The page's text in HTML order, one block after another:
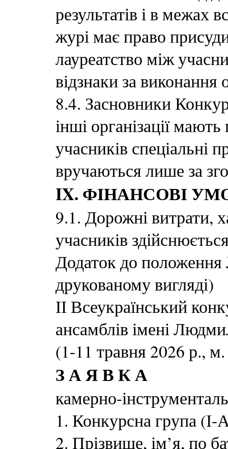
результатів і в межах
журі має право
лауреатство між
відзнаки за виконання
8.4. Засновники
інші організації
учасників спеціальні
вручаються лише за
IX. ФІНАНСОВІ
9.1. Дорожні витрати,
учасників
Додаток до
друкованому вигляді)
ІІ Всеукраїнський
ансамблів імені
(1-11 травня 2026 р.,
З А Я В К А
камерно-
1. Конкурсна група (І-
2. Прізвище, ім’я, по